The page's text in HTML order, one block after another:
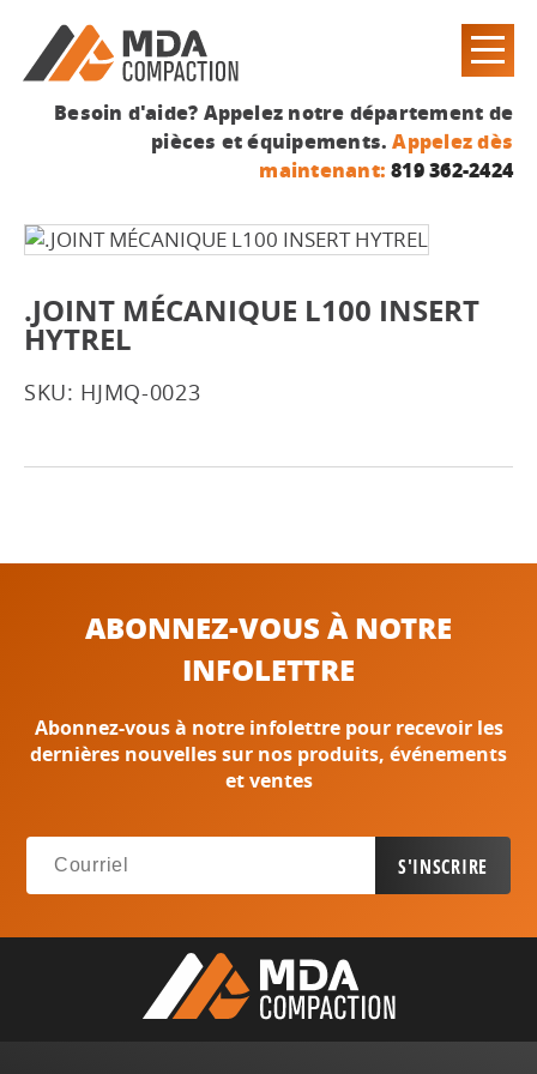
Besoin d'aide? Appelez notre département de
pièces et équipements.Appelez dès
maintenant: 819 362-2424
.JOINT MÉCANIQUE L100 INSERT
HYTREL
SKU: HJMQ-0023
ABONNEZ-VOUS À NOTRE
INFOLETTRE
Abonnez-vous à notre infolettre pour recevoir les
dernières nouvelles sur nos produits, événements
et ventes